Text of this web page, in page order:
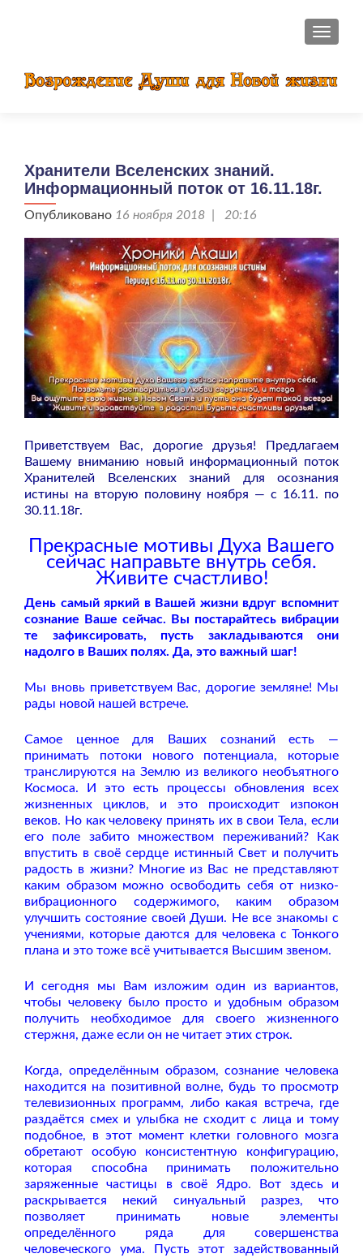
Хранители Вселенских знаний.
Информационный поток от 16.11.18г.
Опубликовано 16 ноября 2018 | 20:16
Приветствуем Вас, дорогие друзья! Предлагаем
Вашему вниманию новый информационный поток
Хранителей Вселенских знаний для осознания
истины на вторую половину ноября — с 16.11. по
30.11.18г.
Прекрасные мотивы Духа Вашего
сейчас направьте внутрь себя.
Живите счастливо!
День самый яркий в Вашей жизни вдруг вспомнит
сознание Ваше сейчас. Вы постарайтесь вибрации
те зафиксировать, пусть закладываются они
надолго в Ваших полях. Да, это важный шаг!
Мы вновь приветствуем Вас, дорогие земляне! Мы
рады новой нашей встрече.
Самое ценное для Ваших сознаний есть —
принимать потоки нового потенциала, которые
транслируются на Землю из великого необъятного
Космоса. И это есть процессы обновления всех
жизненных циклов, и это происходит изпокон
веков. Но как человеку принять их в свои Тела, если
его поле забито множеством переживаний? Как
впустить в своё сердце истинный Свет и получить
радость в жизни? Многие из Вас не представляют
каким образом можно освободить себя от низко-
вибрационного содержимого, каким образом
улучшить состояние своей Души. Не все знакомы с
учениями, которые даются для человека с Тонкого
плана и это тоже всё учитывается Высшим звеном.
И сегодня мы Вам изложим один из вариантов,
чтобы человеку было просто и удобным образом
получить необходимое для своего жизненного
стержня, даже если он не читает этих строк.
Когда, определённым образом, сознание человека
находится на позитивной волне, будь то просмотр
телевизионных программ, либо какая встреча, где
раздаётся смех и улыбка не сходит с лица и тому
подобное, в этот момент клетки головного мозга
обретают особую консистентную конфигурацию,
которая способна принимать положительно
заряженные частицы в своё Ядро. Вот здесь и
раскрывается некий синуальный разрез, что
позволяет принимать новые элементы
определённого ряда для совершенства
человеческого ума. Пусть этот задействованный